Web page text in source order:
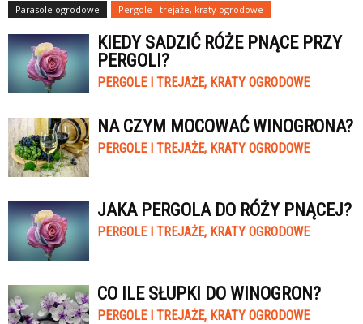
Parasole ogrodowe Pergole i trejaże, kraty ogrodowe
KIEDY SADZIĆ RÓŻE PNĄCE PRZY
PERGOLI?
PERGOLE I TREJAŻE, KRATY OGRODOWE
NA CZYM MOCOWAĆ WINOGRONA?
PERGOLE I TREJAŻE, KRATY OGRODOWE
JAKA PERGOLA DO RÓŻY PNĄCEJ?
PERGOLE I TREJAŻE, KRATY OGRODOWE
CO ILE SŁUPKI DO WINOGRON?
PERGOLE I TREJAŻE, KRATY OGRODOWE